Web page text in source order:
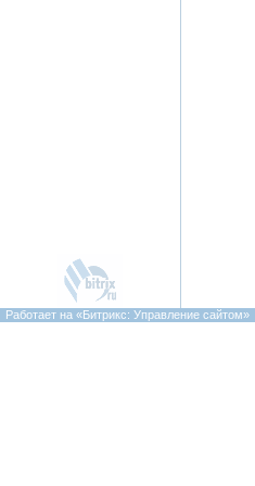
Работает на «Битрикс: Управление сайтом»